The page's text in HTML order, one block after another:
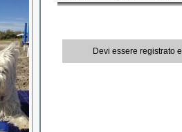
Devi essere registrato